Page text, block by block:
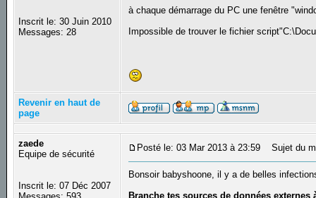
Inscrit le: 30 Juin 2010
Messages: 28
à chaque démarrage du PC une fenêtre
Impossible de trouver le fichier
Revenir en haut de
page
zaede
Equipe de sécurité
Inscrit le: 07 Déc 2007
Posté le: 03 Mar 2013 à 23:59 Sujet du
Bonsoir babyshoone, il y a de belles
Branche tes sources de données